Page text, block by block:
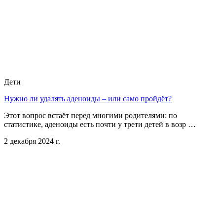
Дети
Нужно ли удалять аденоиды – или само пройдёт?
Этот вопрос встаёт перед многими родителями: по
статистике, аденоиды есть почти у трети детей в возр …
2 декабря 2024 г.